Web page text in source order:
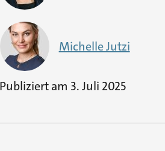
Michelle Jutzi
Publiziert am 3. Juli 2025